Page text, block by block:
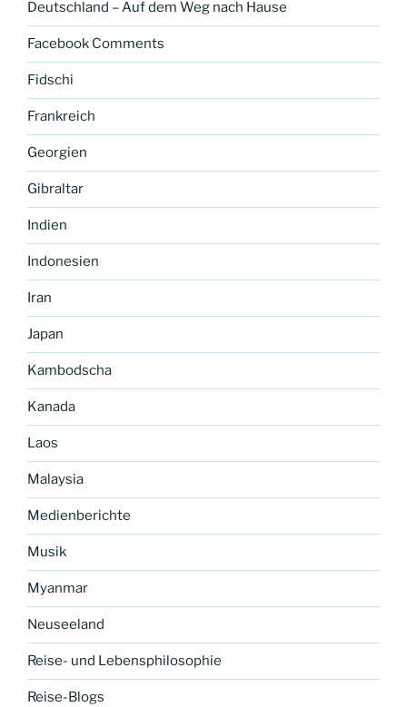
Deutschland – Auf dem Weg nach Hause
Facebook Comments
Fidschi
Frankreich
Georgien
Gibraltar
Indien
Indonesien
Iran
Japan
Kambodscha
Kanada
Laos
Malaysia
Medienberichte
Musik
Myanmar
Neuseeland
Reise- und Lebensphilosophie
Reise-Blogs